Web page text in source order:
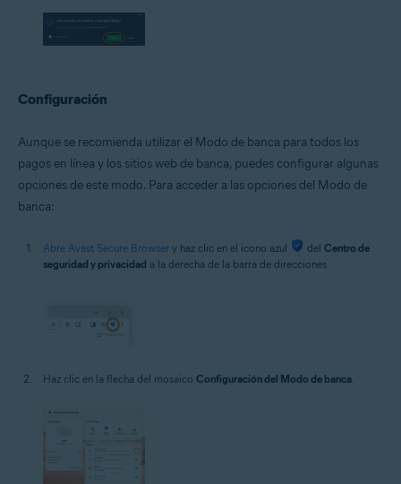
Configuración
Aunque se recomienda utilizar el Modo de banca para todos los
pagos en línea y los sitios web de banca, puedes configurar algunas
opciones de este modo. Para acceder a las opciones del Modo de
banca:
Abre Avast Secure Browser y haz clic en el icono azul del Centro de
seguridad y privacidad a la derecha de la barra de direcciones.
Haz clic en la flecha del mosaico Configuración del Modo de banca.